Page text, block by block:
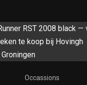
Occassions